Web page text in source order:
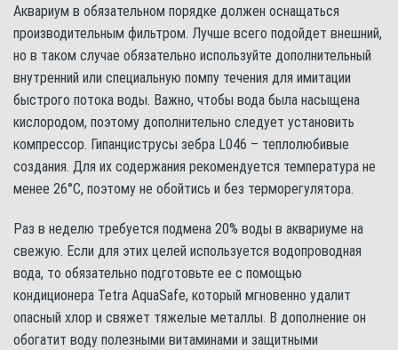
Аквариум в обязательном порядке должен оснащаться
производительным фильтром. Лучше всего подойдет внешний,
но в таком случае обязательно используйте дополнительный
внутренний или специальную помпу течения для имитации
быстрого потока воды. Важно, чтобы вода была насыщена
кислородом, поэтому дополнительно следует установить
компрессор. Гипанциструсы зебра L046 – теплолюбивые
создания. Для их содержания рекомендуется температура не
менее 26°С, поэтому не обойтись и без терморегулятора.
Раз в неделю требуется подмена 20% воды в аквариуме на
свежую. Если для этих целей используется водопроводная
вода, то обязательно подготовьте ее с помощью
кондиционера Tetra AquaSafe, который мгновенно удалит
опасный хлор и свяжет тяжелые металлы. В дополнение он
обогатит воду полезными витаминами и защитными